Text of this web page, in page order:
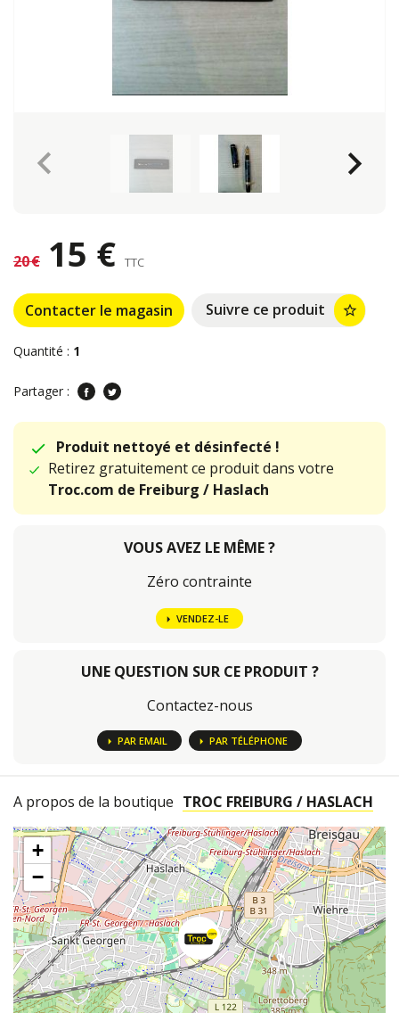
keyboard_arrow_left keyboard_arrow_right
20 € 15 € TTC
Contacter le magasin Suivre ce produit star_border
Quantité : 1
Partager :
Produit nettoyé et désinfecté !
Retirez gratuitement ce produit dans votre
Troc.com de Freiburg / Haslach
VOUS AVEZ LE MÊME ?
Zéro contrainte
VENDEZ-LE
UNE QUESTION SUR CE PRODUIT ?
Contactez-nous
PAR EMAIL PAR TÉLÉPHONE
A propos de la boutique TROC FREIBURG / HASLACH
+
−